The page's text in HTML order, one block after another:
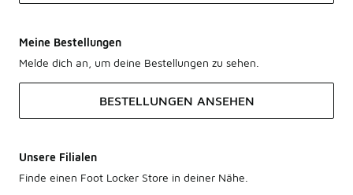
Meine Bestellungen
Melde dich an, um deine Bestellungen zu sehen.
BESTELLUNGEN ANSEHEN
Unsere Filialen
Finde einen Foot Locker Store in deiner Nähe.